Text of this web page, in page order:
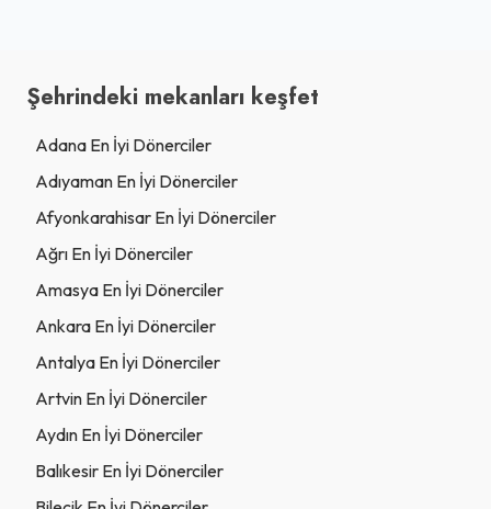
Şehrindeki mekanları keşfet
Adana En İyi Dönerciler
Adıyaman En İyi Dönerciler
Afyonkarahisar En İyi Dönerciler
Ağrı En İyi Dönerciler
Amasya En İyi Dönerciler
Ankara En İyi Dönerciler
Antalya En İyi Dönerciler
Artvin En İyi Dönerciler
Aydın En İyi Dönerciler
Balıkesir En İyi Dönerciler